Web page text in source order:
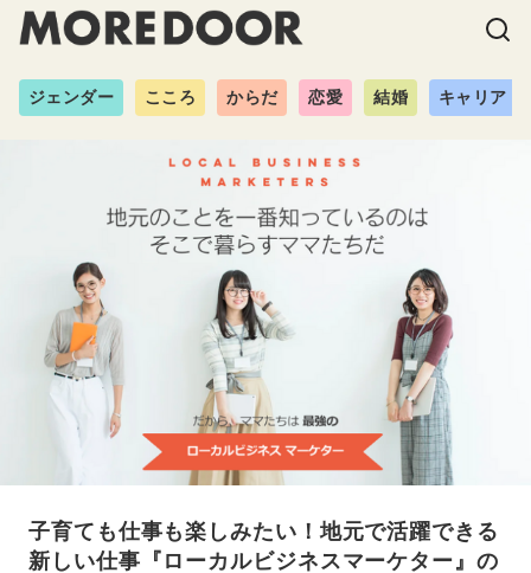
ジェンダー こころ からだ 恋愛 結婚 キャリア
子育ても仕事も楽しみたい！地元で活躍できる
新しい仕事『ローカルビジネスマーケター』の